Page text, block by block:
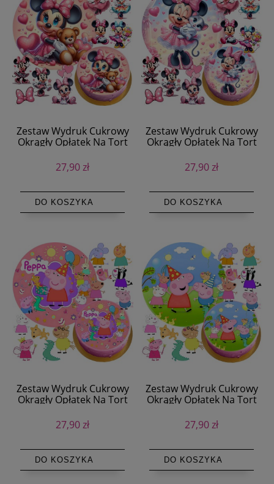
Zestaw Wydruk Cukrowy
Okrągły Opłatek Na Tort
Tekst
27,90 zł
DO KOSZYKA
Zestaw Wydruk Cukrowy
Okrągły Opłatek Na Tort
Tekst
27,90 zł
DO KOSZYKA
Zestaw Wydruk Cukrowy
Okrągły Opłatek Na Tort
Tekst
27,90 zł
DO KOSZYKA
Zestaw Wydruk Cukrowy
Okrągły Opłatek Na Tort
Tekst
27,90 zł
DO KOSZYKA